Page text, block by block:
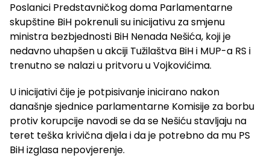
Poslanici Predstavničkog doma Parlamentarne
skupštine BiH pokrenuli su inicijativu za smjenu
ministra bezbjednosti BiH Nenada Nešića, koji je
nedavno uhapšen u akciji Tužilaštva BiH i MUP-a RS i
trenutno se nalazi u pritvoru u Vojkovićima.
U inicijativi čije je potpisivanje inicirano nakon
današnje sjednice parlamentarne Komisije za borbu
protiv korupcije navodi se da se Nešiću stavljaju na
teret teška krivična djela i da je potrebno da mu PS
BiH izglasa nepovjerenje.